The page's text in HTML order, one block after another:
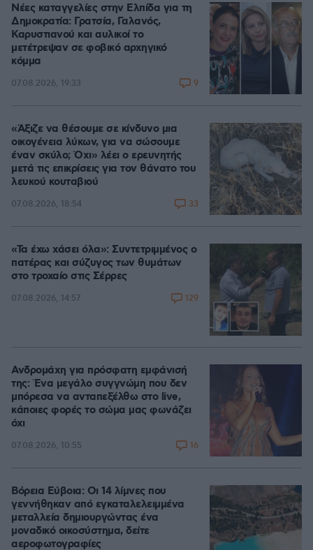
Νέες καταγγελίες στην Ελπίδα για τη
Δημοκρατία: Γρατσία, Γαλανός,
Καρυστιανού και αυλικοί το
μετέτρεψαν σε φοβικό αρχηγικό
κόμμα
07.08.2026, 19:33 9
«Άξιζε να θέσουμε σε κίνδυνο μια
οικογένεια λύκων, για να σώσουμε
έναν σκύλο; Όχι» λέει ο ερευνητής
μετά τις επικρίσεις για τον θάνατο του
λευκού κουταβιού
07.08.2026, 18:54 33
«Τα έχω χάσει όλα»: Συντετριμμένος ο
πατέρας και σύζυγος των θυμάτων
στο τροχαίο στις Σέρρες
07.08.2026, 14:57 129
Ανδρομάχη για πρόσφατη εμφάνισή
της: Ένα μεγάλο συγγνώμη που δεν
μπόρεσα να ανταπεξέλθω στο live,
κάποιες φορές το σώμα μας φωνάζει
όχι
07.08.2026, 10:55 16
Βόρεια Εύβοια: Οι 14 λίμνες που
γεννήθηκαν από εγκαταλελειμμένα
μεταλλεία δημιουργώντας ένα
μοναδικό οικοσύστημα, δείτε
αεροφωτογραφίες